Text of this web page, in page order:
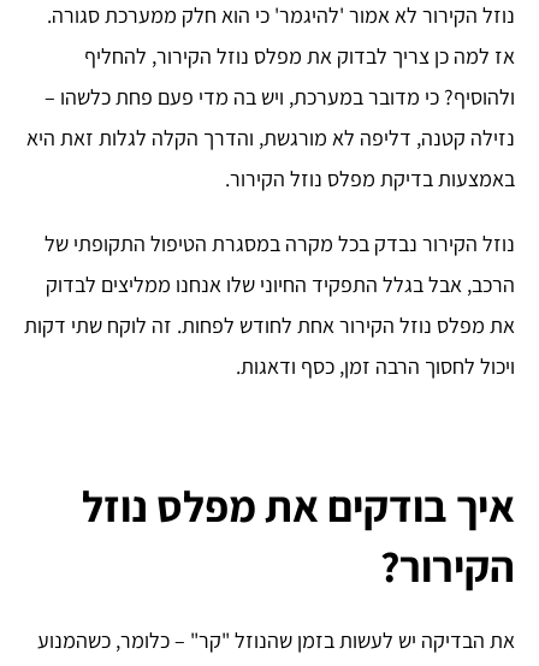
נוזל הקירור לא אמור 'להיגמר' כי הוא חלק ממערכת סגורה.
אז למה כן צריך לבדוק את מפלס נוזל הקירור, להחליף
ולהוסיף? כי מדובר במערכת, ויש בה מדי פעם פחת כלשהו –
נזילה קטנה, דליפה לא מורגשת, והדרך הקלה לגלות זאת היא
באמצעות בדיקת מפלס נוזל הקירור.
נוזל הקירור נבדק בכל מקרה במסגרת הטיפול התקופתי של
הרכב, אבל בגלל התפקיד החיוני שלו אנחנו ממליצים לבדוק
את מפלס נוזל הקירור אחת לחודש לפחות. זה לוקח שתי דקות
ויכול לחסוך הרבה זמן, כסף ודאגות.
איך בודקים את מפלס נוזל
הקירור?
את הבדיקה יש לעשות בזמן שהנוזל "קר" – כלומר, כשהמנוע